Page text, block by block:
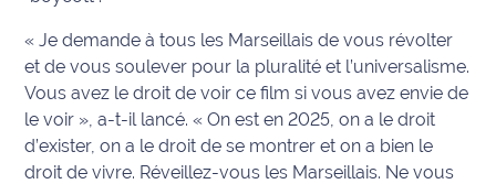
Contenus
Partenaires
L'invité(e)
de la
rédaction
« Je demande à tous les Marseillais de vous révolter
et de vous soulever pour la pluralité et l’universalisme.
Vous avez le droit de voir ce film si vous avez envie de
le voir », a-t-il lancé. « On est en 2025, on a le droit
d’exister, on a le droit de se montrer et on a bien le
droit de vivre. Réveillez-vous les Marseillais. Ne vous